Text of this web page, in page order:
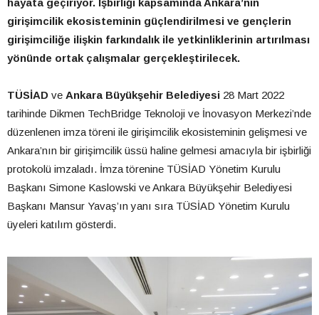
hayata geçiriyor. İşbirliği kapsamında Ankara’nın
girişimcilik ekosisteminin güçlendirilmesi ve gençlerin
girişimciliğe ilişkin farkındalık ile yetkinliklerinin artırılması
yönünde ortak çalışmalar gerçekleştirilecek.
TÜSİAD ve Ankara Büyükşehir Belediyesi 28 Mart 2022
tarihinde Dikmen TechBridge Teknoloji ve İnovasyon Merkezi’nde
düzenlenen imza töreni ile girişimcilik ekosisteminin gelişmesi ve
Ankara’nın bir girişimcilik üssü haline gelmesi amacıyla bir işbirliği
protokolü imzaladı. İmza törenine TÜSİAD Yönetim Kurulu
Başkanı Simone Kaslowski ve Ankara Büyükşehir Belediyesi
Başkanı Mansur Yavaş’ın yanı sıra TÜSİAD Yönetim Kurulu
üyeleri katılım gösterdi.